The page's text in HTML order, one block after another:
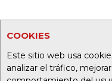
COOKIES
Este sitio web usa
analizar el tráfico,